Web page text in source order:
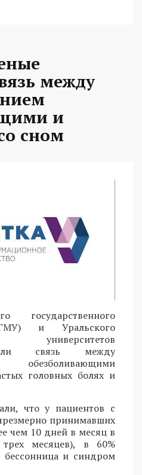
между
и
сном
государственного
и Уральского
университетов
связь между
обезболивающими
головных болях и
что у пациентов с
принимавших
чем 10 дней в месяц в
трех месяцев), в 60%
бессонница и синдром